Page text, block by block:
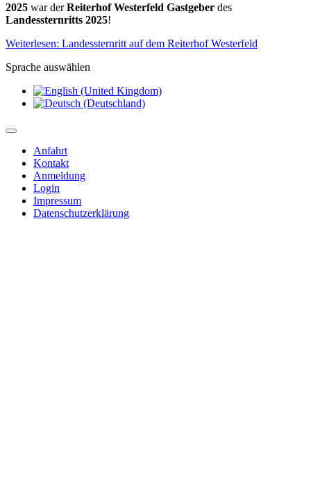
2025 war derReiterhof Westerfeld Gastgeber des
Landessternritts 2025!
Weiterlesen: Landessternritt auf dem Reiterhof Westerfeld
Sprache auswählen
Anfahrt
Kontakt
Anmeldung
Login
Impressum
Datenschutzerklärung